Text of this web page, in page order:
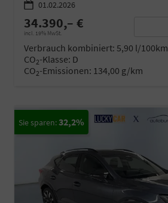
01.02.2026
34.390,– €
incl. 19% MwSt.
Verbrauch kombiniert: 5,90 l/100km
CO2-Klasse: D
CO2-Emissionen: 134,00 g/km
32,2%